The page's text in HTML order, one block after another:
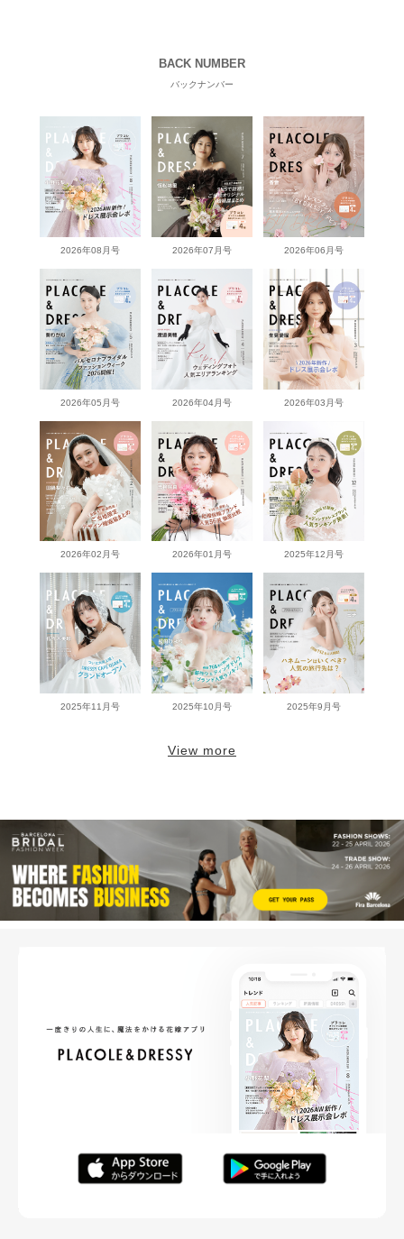
BACK NUMBER
バックナンバー
2026年08月号 2026年07月号 2026年06月号
2026年05月号 2026年04月号 2026年03月号
2026年02月号 2026年01月号 2025年12月号
2025年11月号 2025年10月号 2025年9月号
View more